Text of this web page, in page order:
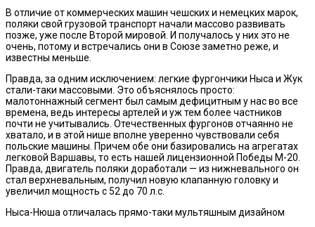
В отличие от коммерческих машин чешских и немецких марок,
поляки свой грузовой транспорт начали массово развивать
позже, уже после Второй мировой. И получалось у них это не
очень, потому и встречались они в Союзе заметно реже, и
известны меньше.
Правда, за одним исключением: легкие фургончики Ныса и Жук
стали-таки массовыми. Это объяснялось просто:
малотоннажный сегмент был самым дефицитным у нас во все
времена, ведь интересы артелей и уж тем более частников
почти не учитывались. Отечественных фургонов отчаянно не
хватало, и в этой нише вполне уверенно чувствовали себя
польские машины. Причем обе они базировались на агрегатах
легковой Варшавы, то есть нашей лицензионной Победы М-20.
Правда, двигатель поляки доработали — из нижневального он
стал верхневальным, получил новую клапанную головку и
увеличил мощность с 52 до 70 л.с.
Ныса-Нюша отличалась прямо-таки мультяшным дизайном